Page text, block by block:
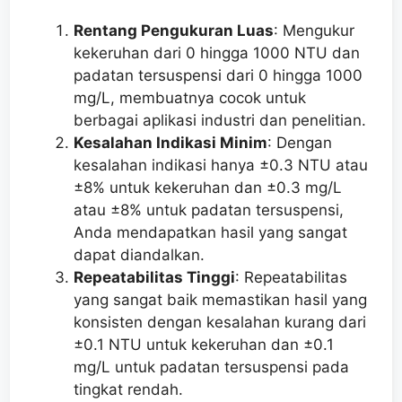
Rentang Pengukuran Luas: Mengukur
kekeruhan dari 0 hingga 1000 NTU dan
padatan tersuspensi dari 0 hingga 1000
mg/L, membuatnya cocok untuk
berbagai aplikasi industri dan penelitian.
Kesalahan Indikasi Minim: Dengan
kesalahan indikasi hanya ±0.3 NTU atau
±8% untuk kekeruhan dan ±0.3 mg/L
atau ±8% untuk padatan tersuspensi,
Anda mendapatkan hasil yang sangat
dapat diandalkan.
Repeatabilitas Tinggi: Repeatabilitas
yang sangat baik memastikan hasil yang
konsisten dengan kesalahan kurang dari
±0.1 NTU untuk kekeruhan dan ±0.1
mg/L untuk padatan tersuspensi pada
tingkat rendah.